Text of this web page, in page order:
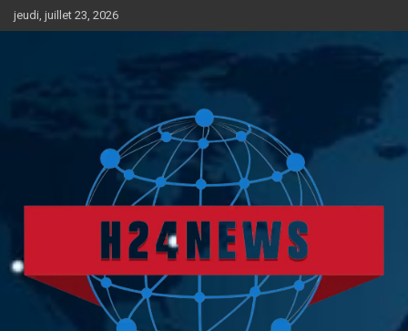
Aller
au
jeudi, juillet 23, 2026